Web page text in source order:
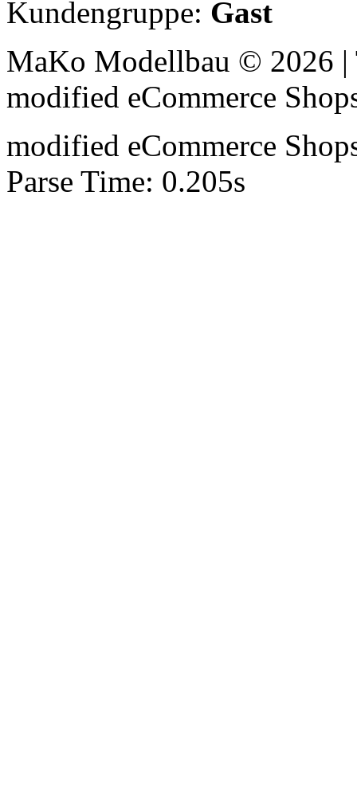
Kundengruppe: Gast
MaKo Modellbau © 2026
modified eCommerce
modified eCommerce
Parse Time: 0.205s